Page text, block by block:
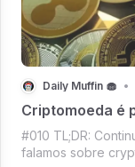
Daily Muffin 🧁 •
Criptomoeda é
#010 TL;DR:
falamos sobre